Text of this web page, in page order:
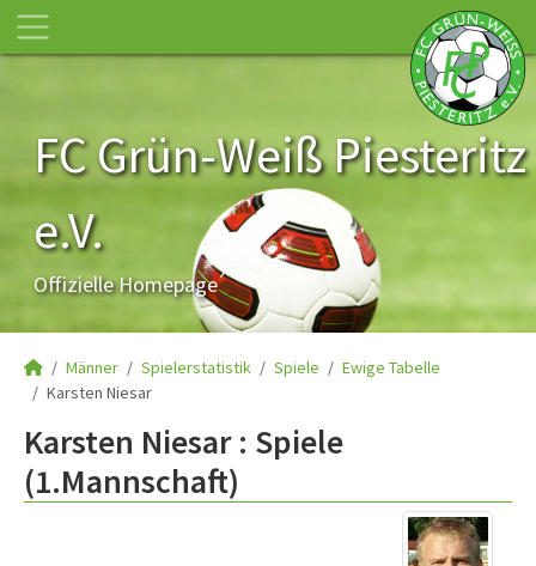
FC Grün-Weiß Piesteritz
e.V.
Offizielle Homepage
Männer Spielerstatistik Spiele
Ewige Tabelle
Karsten Niesar
Karsten Niesar : Spiele
(1.Mannschaft)